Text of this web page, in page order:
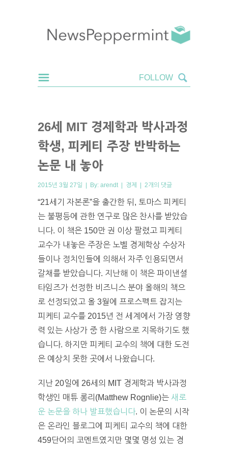
26세 MIT 경제학과 박사과정
학생, 피케티 주장 반박하는
논문 내 놓아
2015년 3월 27일 | By: arendt | 경제 | 2개의 댓글
“21세기 자본론”을 출간한 뒤, 토마스 피케티
는 불평등에 관한 연구로 많은 찬사를 받았습
니다. 이 책은 150만 권 이상 팔렸고 피케티
교수가 내놓은 주장은 노벨 경제학상 수상자
들이나 정치인들에 의해서 자주 인용되면서
갈채를 받았습니다. 지난해 이 책은 파이낸셜
타임즈가 선정한 비즈니스 분야 올해의 책으
로 선정되었고 올 3월에 프로스펙트 잡지는
피케티 교수를 2015년 전 세계에서 가장 영향
력 있는 사상가 중 한 사람으로 지목하기도 했
습니다. 하지만 피케티 교수의 책에 대한 도전
은 예상치 못한 곳에서 나왔습니다.
지난 20일에 26세의 MIT 경제학과 박사과정
학생인 매튜 롱리(Matthew Rognlie)는 새로
운 논문을 하나 발표했습니다. 이 논문의 시작
은 온라인 블로그에 피케티 교수의 책에 대한
459단어의 코멘트였지만 몇몇 명성 있는 경